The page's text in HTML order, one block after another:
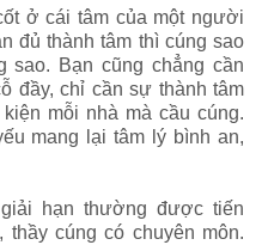
ở cái tâm của một người
đủ thành tâm thì cúng sao
sao. Bạn cũng chẳng cần
đầy, chỉ cần sự thành tâm
mỗi nhà mà cầu cúng.
mang lại tâm lý bình an,
hạn thường được tiến
cúng có chuyên môn.